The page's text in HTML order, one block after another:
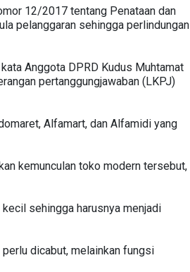
12/2017 tentang Penataan dan
pelanggaran sehingga perlindungan
Anggota DPRD Kudus Muhtamat
pertanggungjawaban (LKPJ)
Alfamart, dan Alfamidi yang
kemunculan toko modern tersebut,
sehingga harusnya menjadi
dicabut, melainkan fungsi